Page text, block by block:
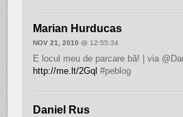
Marian Hurducas
NOV 21, 2010 @ 12:55:34
E locul meu de parcare bă! | via
http://me.lt/2Gql #peblog
Daniel Rus